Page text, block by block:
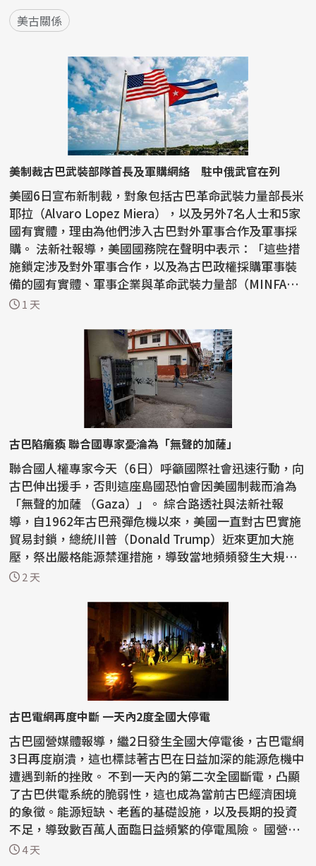
美古關係
美制裁古巴武裝部隊首長及軍購網絡 駐中俄武官在列
美國6日宣布新制裁，對象包括古巴革命武裝力量部長米
耶拉（Alvaro Lopez Miera），以及另外7名人士和5家
國有實體，理由為他們涉入古巴對外軍事合作及軍事採
購。 法新社報導，美國國務院在聲明中表示：「這些措
施鎖定涉及對外軍事合作，以及為古巴政權採購軍事裝
備的國有實體、軍事企業與革命武裝力量部（MINFA
R）官...
1 天
古巴陷癱瘓 聯合國專家憂淪為「無聲的加薩」
聯合國人權專家今天（6日）呼籲國際社會迅速行動，向
古巴伸出援手，否則這座島國恐怕會因美國制裁而淪為
「無聲的加薩 （Gaza）」。 綜合路透社與法新社報
導，自1962年古巴飛彈危機以來，美國一直對古巴實施
貿易封鎖，總統川普（Donald Trump）近來更加大施
壓，祭出嚴格能源禁運措施，導致當地頻頻發生大規模
停電，...
2 天
古巴電網再度中斷 一天內2度全國大停電
古巴國營媒體報導，繼2日發生全國大停電後，古巴電網
3日再度崩潰，這也標誌著古巴在日益加深的能源危機中
遭遇到新的挫敗。 不到一天內的第二次全國斷電，凸顯
了古巴供電系統的脆弱性，這也成為當前古巴經濟困境
的象徵。能源短缺、老舊的基礎設施，以及長期的投資
不足，導致數百萬人面臨日益頻繁的停電風險。 國營
電...4 天